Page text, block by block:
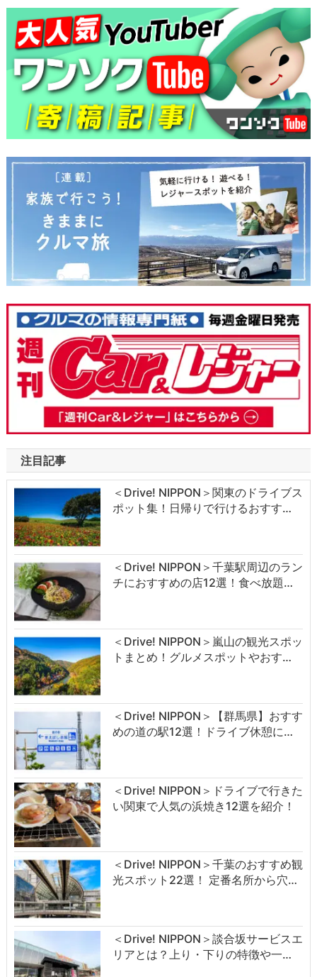
注目記事
＜Drive! NIPPON＞関東のドライブス
ポット集！日帰りで行けるおすす…
＜Drive! NIPPON＞千葉駅周辺のラン
チにおすすめの店12選！食べ放題…
＜Drive! NIPPON＞嵐山の観光スポッ
トまとめ！グルメスポットやおす…
＜Drive! NIPPON＞【群馬県】おすす
めの道の駅12選！ドライブ休憩に…
＜Drive! NIPPON＞ドライブで行きた
い関東で人気の浜焼き12選を紹介！
＜Drive! NIPPON＞千葉のおすすめ観
光スポット22選！ 定番名所から穴…
＜Drive! NIPPON＞談合坂サービスエ
リアとは？上り・下りの特徴や一…